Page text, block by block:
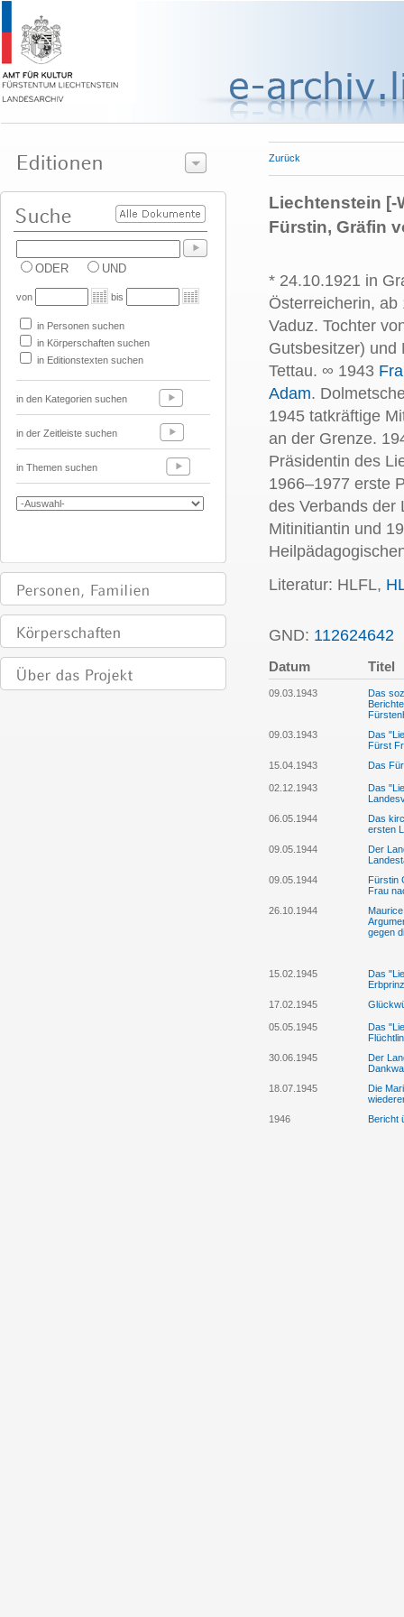
ODER UND
von bis
in Personen suchen
in Körperschaften suchen
in Editionstexten suchen
in den Kategorien suchen
in der Zeitleiste suchen
in Themen suchen
Zurück
Liechtenstein [-
Fürstin, Gräfin
* 24.10.1921 in
Österreicherin,
Vaduz. Tochter
Gutsbesitzer) und
Tettau. ∞ 1943
Adam.
1945 tatkräftige
an der Grenze.
Präsidentin des
1966–1977 erste
des Verbands der
Mitinitiantin und
Literatur: HLFL,
GND: 112624642
Datum Titel
09.03.1943
Das
09.03.1943
Das
Fürst
15.04.1943
Das
02.12.1943
Das
06.05.1944
Das
ersten
09.05.1944
Der
09.05.1944
Fürstin
Frau
26.10.1944
gegen
15.02.1945
Das
17.02.1945
05.05.1945
Das
30.06.1945
Der
18.07.1945
Die
1946
Bericht